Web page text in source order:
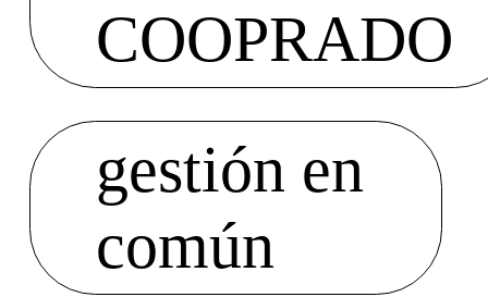
COOPRADO
gestión en
común